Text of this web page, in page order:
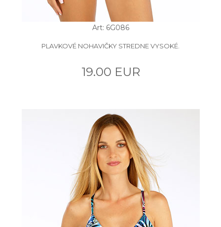
Art: 6G086
PLAVKOVÉ NOHAVIČKY STREDNE VYSOKÉ.
19.00 EUR